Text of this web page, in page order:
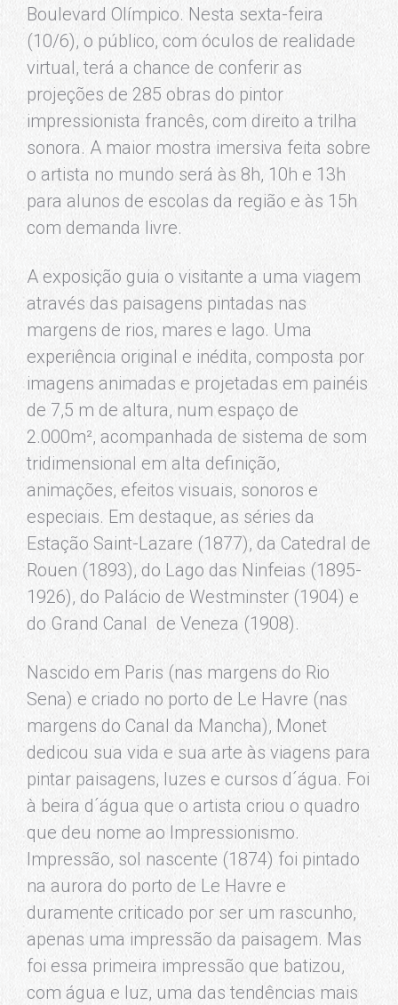
Boulevard Olímpico. Nesta sexta-feira
(10/6), o público, com óculos de realidade
virtual, terá a chance de conferir as
projeções de 285 obras do pintor
impressionista francês, com direito a trilha
sonora. A maior mostra imersiva feita sobre
o artista no mundo será às 8h, 10h e 13h
para alunos de escolas da região e às 15h
com demanda livre.
A exposição guia o visitante a uma viagem
através das paisagens pintadas nas
margens de rios, mares e lago. Uma
experiência original e inédita, composta por
imagens animadas e projetadas em painéis
de 7,5 m de altura, num espaço de
2.000m², acompanhada de sistema de som
tridimensional em alta definição,
animações, efeitos visuais, sonoros e
especiais. Em destaque, as séries da
Estação Saint-Lazare (1877), da Catedral de
Rouen (1893), do Lago das Ninfeias (1895-
1926), do Palácio de Westminster (1904) e
do Grand Canal de Veneza (1908).
Nascido em Paris (nas margens do Rio
Sena) e criado no porto de Le Havre (nas
margens do Canal da Mancha), Monet
dedicou sua vida e sua arte às viagens para
pintar paisagens, luzes e cursos d´água. Foi
à beira d´água que o artista criou o quadro
que deu nome ao Impressionismo.
Impressão, sol nascente (1874) foi pintado
na aurora do porto de Le Havre e
duramente criticado por ser um rascunho,
apenas uma impressão da paisagem. Mas
foi essa primeira impressão que batizou,
com água e luz, uma das tendências mais